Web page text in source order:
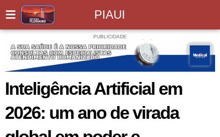
PIAUI
PUBLICIDADE
Inteligência Artificial em
2026: um ano de virada